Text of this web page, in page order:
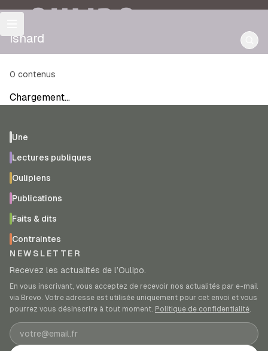
OULIPO
isnard
0 contenus
Chargement…
Une
Lectures publiques
Oulipiens
Publications
Faits & dits
Contraintes
NEWSLETTER
Recevez les actualités de l’Oulipo.
En vous inscrivant, vous acceptez de recevoir nos actualités par e-mail
via Brevo. Votre adresse est utilisée uniquement pour cet envoi et vous
pourrez vous désinscrire à tout moment. Politique de confidentialité.
Adresse e-mail